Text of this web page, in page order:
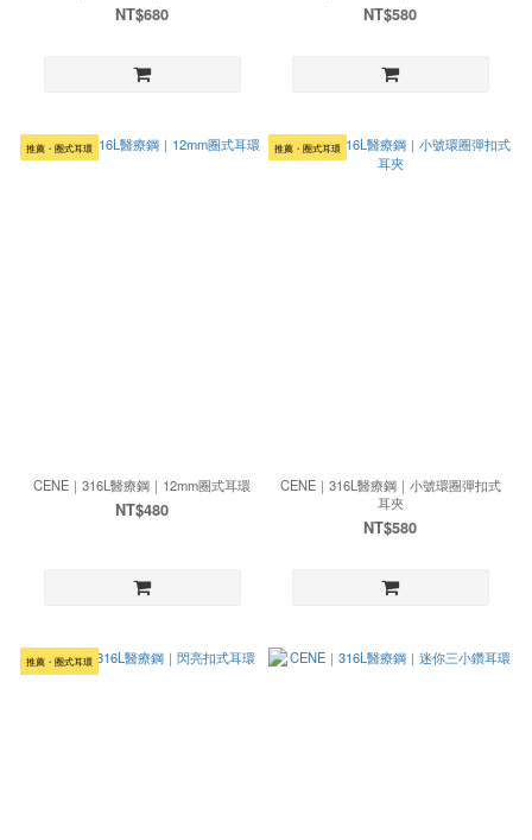
NT$680 NT$580
推薦・圈式耳環
CENE｜316L醫療鋼｜12mm圈式耳環
NT$480
推薦・圈式耳環
CENE｜316L醫療鋼｜小號環圈彈扣式
耳夾
NT$580
推薦・圈式耳環